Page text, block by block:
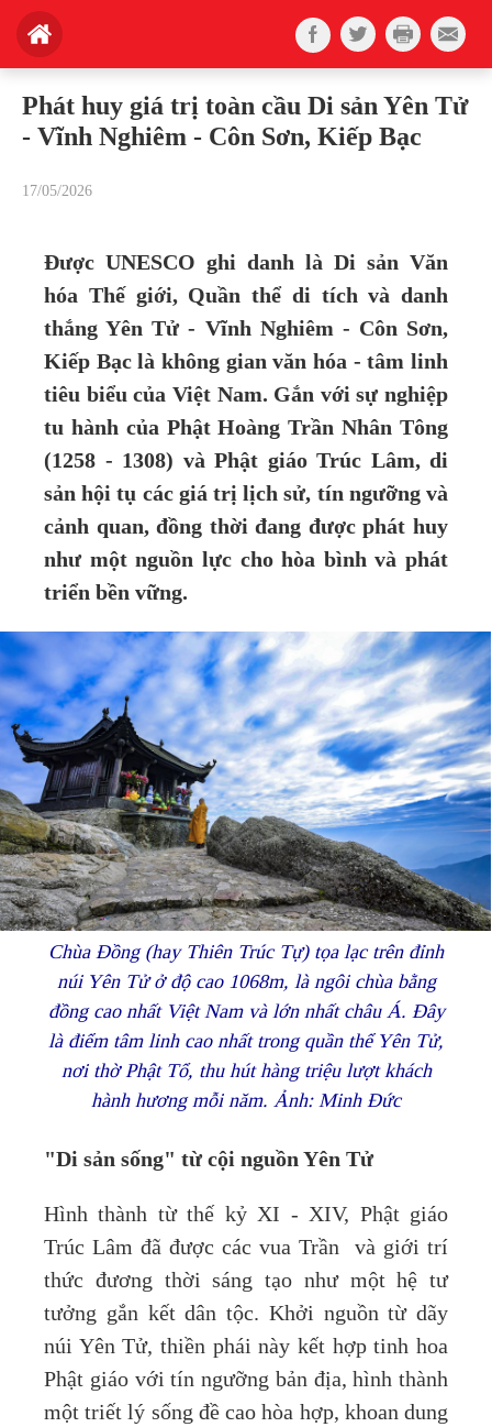
Phát huy giá trị toàn cầu Di sản Yên Tử
- Vĩnh Nghiêm - Côn Sơn, Kiếp Bạc
17/05/2026
Được UNESCO ghi danh là Di sản Văn
hóa Thế giới, Quần thể di tích và danh
thắng Yên Tử - Vĩnh Nghiêm - Côn Sơn,
Kiếp Bạc là không gian văn hóa - tâm linh
tiêu biểu của Việt Nam. Gắn với sự nghiệp
tu hành của Phật Hoàng Trần Nhân Tông
(1258 - 1308) và Phật giáo Trúc Lâm, di
sản hội tụ các giá trị lịch sử, tín ngưỡng và
cảnh quan, đồng thời đang được phát huy
như một nguồn lực cho hòa bình và phát
triển bền vững.
Chùa Đồng (hay Thiên Trúc Tự) tọa lạc trên đỉnh
núi Yên Tử ở độ cao 1068m, là ngôi chùa bằng
đồng cao nhất Việt Nam và lớn nhất châu Á. Đây
là điểm tâm linh cao nhất trong quần thể Yên Tử,
nơi thờ Phật Tổ, thu hút hàng triệu lượt khách
hành hương mỗi năm. Ảnh: Minh Đức
"Di sản sống" từ cội nguồn Yên Tử
Hình thành từ thế kỷ XI - XIV, Phật giáo
Trúc Lâm đã được các vua Trần và giới trí
thức đương thời sáng tạo như một hệ tư
tưởng gắn kết dân tộc. Khởi nguồn từ dãy
núi Yên Tử, thiền phái này kết hợp tinh hoa
Phật giáo với tín ngưỡng bản địa, hình thành
một triết lý sống đề cao hòa hợp, khoan dung